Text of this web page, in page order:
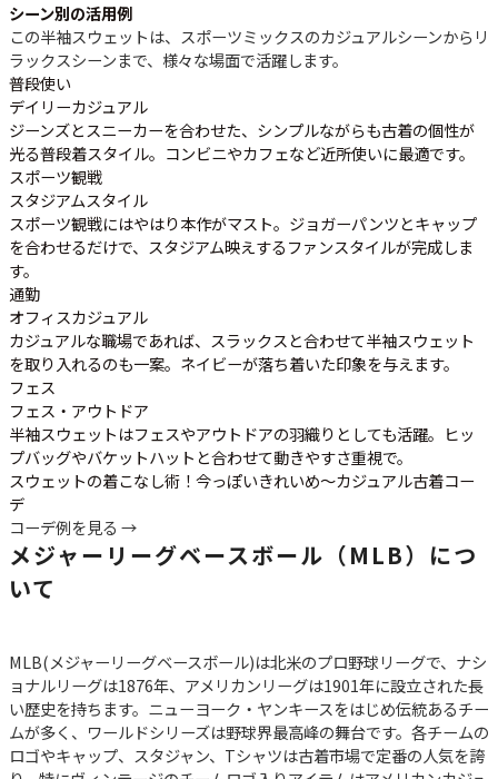
シーン別の活用例
この半袖スウェットは、スポーツミックスのカジュアルシーンからリ
ラックスシーンまで、様々な場面で活躍します。
普段使い
デイリーカジュアル
ジーンズとスニーカーを合わせた、シンプルながらも古着の個性が
光る普段着スタイル。コンビニやカフェなど近所使いに最適です。
スポーツ観戦
スタジアムスタイル
スポーツ観戦にはやはり本作がマスト。ジョガーパンツとキャップ
を合わせるだけで、スタジアム映えするファンスタイルが完成しま
す。
通勤
オフィスカジュアル
カジュアルな職場であれば、スラックスと合わせて半袖スウェット
を取り入れるのも一案。ネイビーが落ち着いた印象を与えます。
フェス
フェス・アウトドア
半袖スウェットはフェスやアウトドアの羽織りとしても活躍。ヒッ
プバッグやバケットハットと合わせて動きやすさ重視で。
スウェットの着こなし術！今っぽいきれいめ～カジュアル古着コー
デ
コーデ例を見る →
メジャーリーグベースボール（MLB）につ
いて
MLB(メジャーリーグベースボール)は北米のプロ野球リーグで、ナシ
ョナルリーグは1876年、アメリカンリーグは1901年に設立された長
い歴史を持ちます。ニューヨーク・ヤンキースをはじめ伝統あるチー
ムが多く、ワールドシリーズは野球界最高峰の舞台です。各チームの
ロゴやキャップ、スタジャン、Tシャツは古着市場で定番の人気を誇